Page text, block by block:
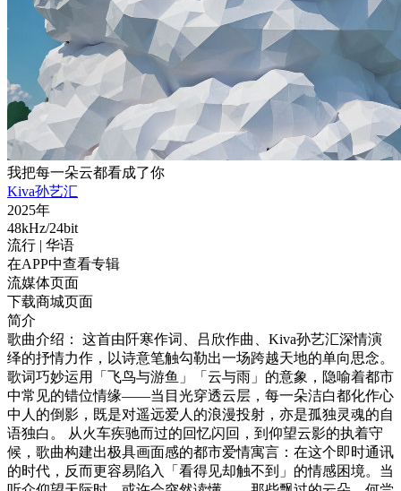
我把每一朵云都看成了你
Kiva孙艺汇
2025年
48kHz/24bit
流行 | 华语
在APP中查看专辑
流媒体页面
下载商城页面
简介
歌曲介绍： 这首由阡寒作词、吕欣作曲、Kiva孙艺汇深情演
绎的抒情力作，以诗意笔触勾勒出一场跨越天地的单向思念。
歌词巧妙运用「飞鸟与游鱼」「云与雨」的意象，隐喻着都市
中常见的错位情缘——当目光穿透云层，每一朵洁白都化作心
中人的倒影，既是对遥远爱人的浪漫投射，亦是孤独灵魂的自
语独白。 从火车疾驰而过的回忆闪回，到仰望云影的执着守
候，歌曲构建出极具画面感的都市爱情寓言：在这个即时通讯
的时代，反而更容易陷入「看得见却触不到」的情感困境。当